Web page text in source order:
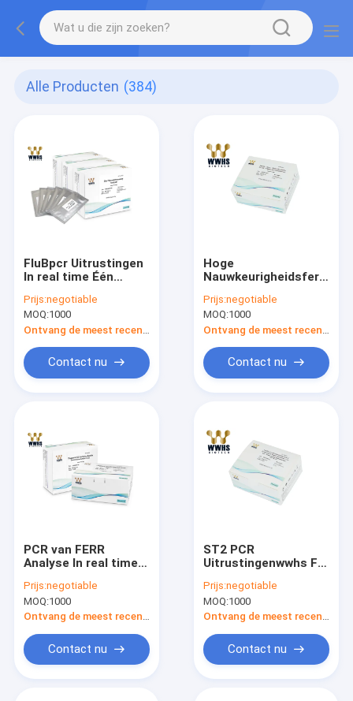
Alle Producten (384)
FluBpcr Uitrustingen
In real time Één
Quantitative Test Kit
20T van de
Stapanalyse
Prijs:negotiable
MOQ:1000
Contact nu
Hoge
Nauwkeurigheidsferritin
Analyse Één Stappcr
Kit For Medical
Prijs:negotiable
MOQ:1000
Contact nu
PCR van FERR
Analyse In real time
Testuitrusting 25T
POCT van de
Uitrustingenfia IVD
Kwantitatieve
Prijs:negotiable
MOQ:1000
Contact nu
ST2 PCR
Uitrustingenwwhs FIA
Test Kit 20T Analyse
in real time
Prijs:negotiable
MOQ:1000
Contact nu